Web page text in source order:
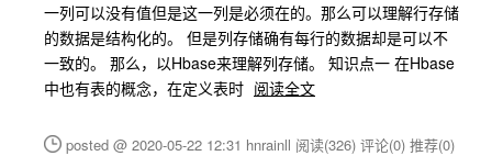
一列可以没有值但是这一列是必须在的。那么可以理解行存储
的数据是结构化的。 但是列存储确有每行的数据却是可以不
一致的。 那么，以Hbase来理解列存储。 知识点一 在Hbase
中也有表的概念，在定义表时 阅读全文
posted @ 2020-05-22 12:31 hnrainll 阅读(326) 评论(0) 推荐(0)